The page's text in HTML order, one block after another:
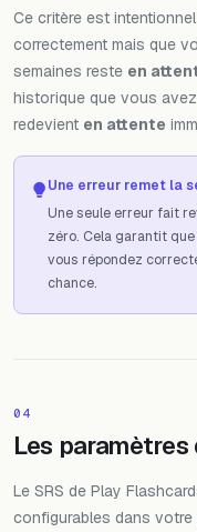
Ce critère est
correctement mais que
semaines reste en
historique que vous
redevient en attente
Une erreur remet la
Une seule erreur fait
zéro. Cela garantit
vous répondez
chance.
04
Les
Le SRS de Play
configurables dans